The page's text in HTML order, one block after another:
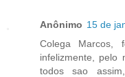
Anônimo 15 de
Colega Marcos,
infelizmente, pelo
todos sao